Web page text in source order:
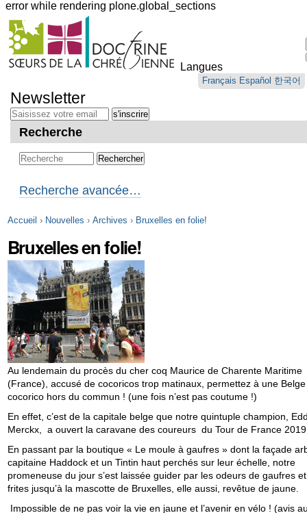
error while rendering plone.global_sections
Outils
personnels
Langues
Français Español 한국어
au
contenu.
Aller
navigation
Newsletter
Recherche
Recherche avancée…
Accueil › Nouvelles › Archives › Bruxelles en folie!
Bruxelles en folie!
Au lendemain du procès du cher coq Maurice de Charente Maritime
(France), accusé de cocoricos trop matinaux, permettez à une
cocorico hors du commun ! (une fois n’est pas coutume !)
En effet, c’est de la capitale belge que notre quintuple champion,
Merckx, a ouvert la caravane des coureurs du Tour de France
En passant par la boutique « Le moule à gaufres » dont la façade
capitaine Haddock et un Tintin haut perchés sur leur échelle, notre
promeneuse du jour s’est laissée guider par les odeurs de gaufres
frites jusqu’à la mascotte de Bruxelles, elle aussi, revêtue de jaune.
Impossible de ne pas voir la vie en jaune et l’avenir en vélo ! (avis